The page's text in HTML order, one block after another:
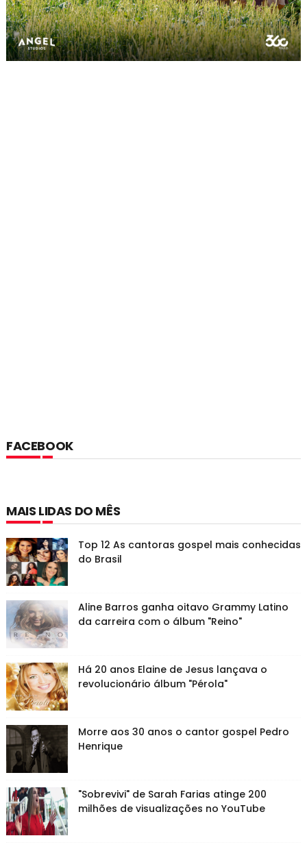
FACEBOOK
MAIS LIDAS DO MÊS
Top 12 As cantoras gospel mais conhecidas
do Brasil
Aline Barros ganha oitavo Grammy Latino
da carreira com o álbum "Reino"
Há 20 anos Elaine de Jesus lançava o
revolucionário álbum "Pérola"
Morre aos 30 anos o cantor gospel Pedro
Henrique
"Sobrevivi" de Sarah Farias atinge 200
milhões de visualizações no YouTube